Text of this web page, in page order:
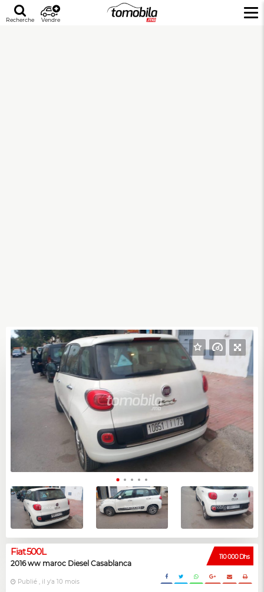
Recherche Vendre
110 000 Dhs
Fiat 500L
2016 ww maroc Diesel Casablanca
Publié , il y'a 10 mois